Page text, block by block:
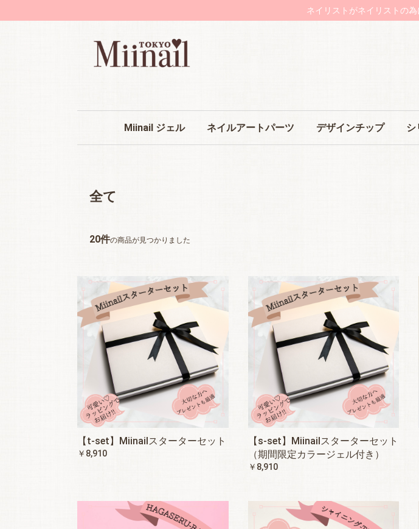
ネイリストがネイリストの
Miinail ジェル ネイルアートパーツ デザインチップ シ
全て
20件の商品が見つかりました
【t-set】Miinailスターターセット
￥8,910
【s-set】Miinailスターターセット
（期間限定カラージェル付き）
￥8,910